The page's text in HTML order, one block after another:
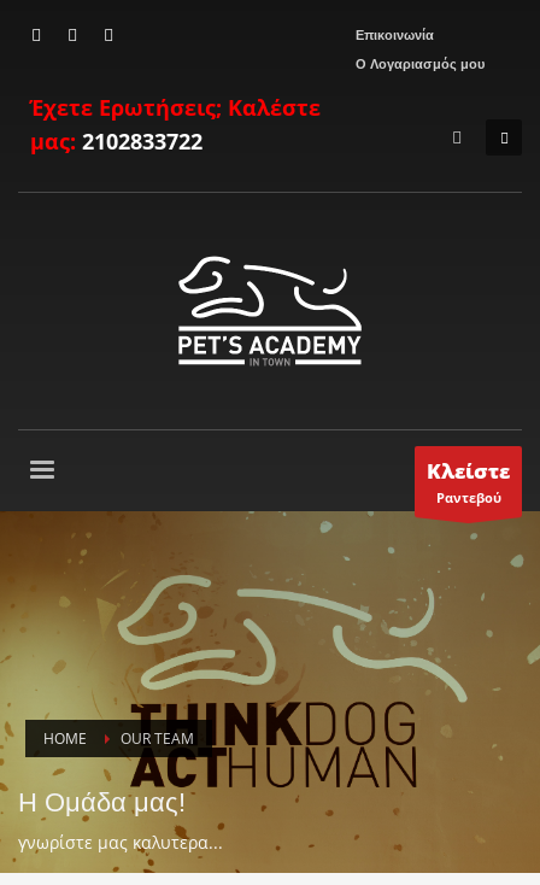
Έχετε Ερωτήσεις; Καλέστε
μας: 2102833722
Επικοινωνία
Ο Λογαριασμός μου
Κλείστε
Ραντεβού
HOME OUR TEAM
Η Ομάδα μας!
γνωρίστε μας καλυτερα...